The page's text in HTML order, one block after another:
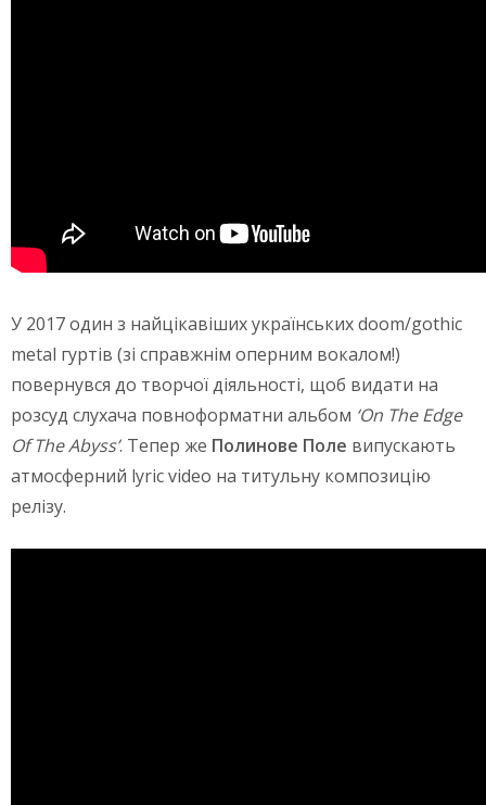
У 2017 один з найцікавіших українських doom/gothic
metal гуртів (зі справжнім оперним вокалом!)
повернувся до творчої діяльності, щоб видати на
розсуд слухача повноформатни альбом ‘On The Edge
Of The Abyss’. Тепер же Полинове Поле випускають
атмосферний lyric video на титульну композицію
релізу.